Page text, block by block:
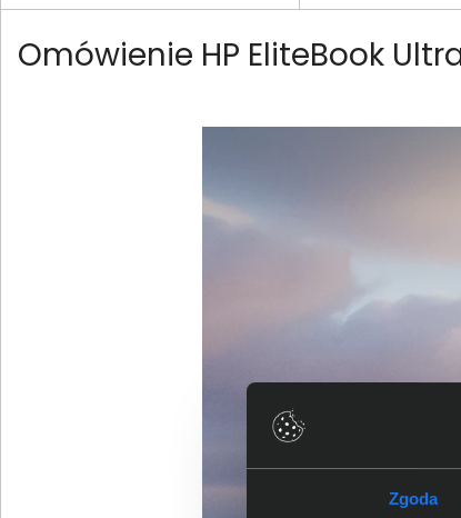
Zgoda
Omówienie HP EliteBook Ultra